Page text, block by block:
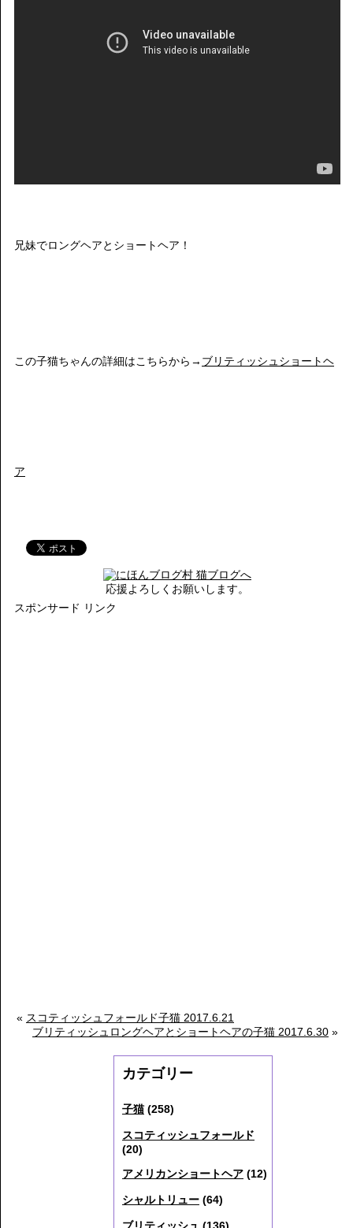
兄妹でロングヘアとショートヘア！
この子猫ちゃんの詳細はこちらから→ ブリティッシュショートヘ
ア
応援よろしくお願いします。
スポンサード リンク
« スコティッシュフォールド子猫 2017.6.21
ブリティッシュロングヘアとショートヘアの子猫 2017.6.30 »
カテゴリー
子猫 (258)
スコティッシュフォールド
(20)
アメリカンショートヘア (12)
シャルトリュー (64)